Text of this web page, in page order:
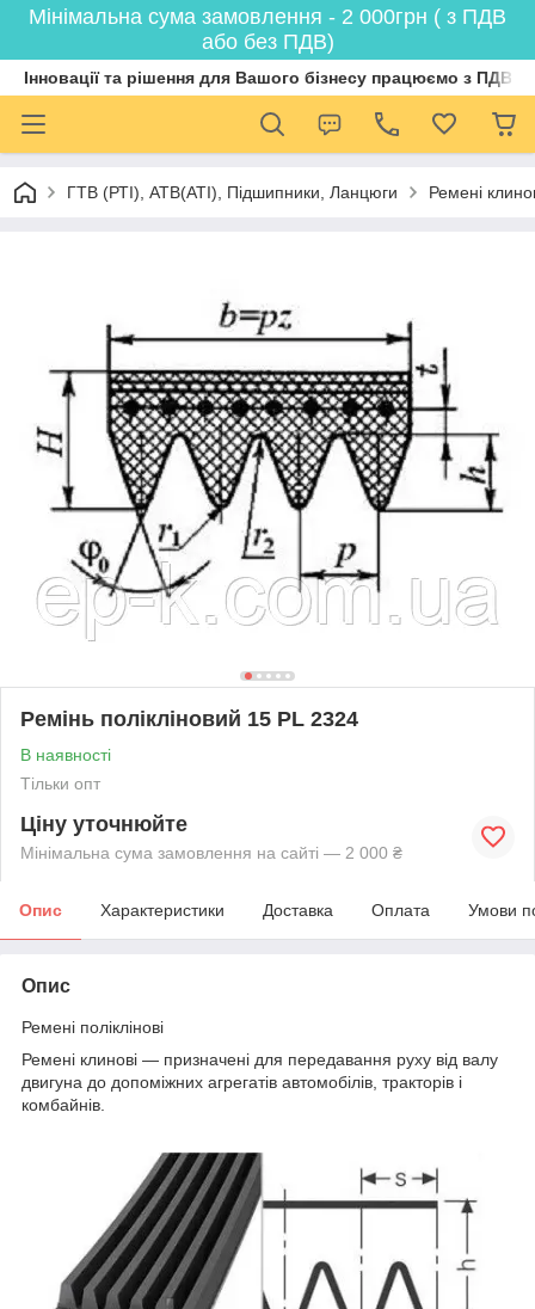
Мінімальна сума замовлення - 2 000грн ( з ПДВ
або без ПДВ)
Інновації та рішення для Вашого бізнесу працюємо з ПДВ
ГТВ (РТI), АТВ(АТI), Пiдшипники, Ланцюги Ремені
Ремінь полікліновий 15 РL 2324
В наявності
Тільки опт
Ціну уточнюйте
Мінімальна сума замовлення на сайті — 2 000 ₴
Опис Характеристики Доставка Оплата Умови
Опис
Ремені поліклінові
Ремені клинові — призначені для передавання руху від валу
двигуна до допоміжних агрегатів автомобілів, тракторів і
комбайнів.